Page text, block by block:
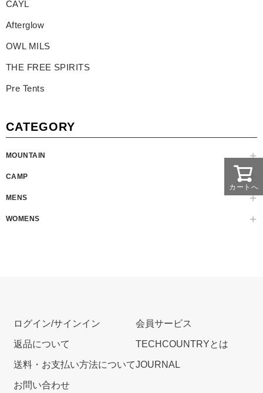
CAYL
Afterglow
OWL MILS
THE FREE SPIRITS
Pre Tents
CATEGORY
MOUNTAIN
CAMP
MENS
WOMENS
カートへ
ログイン/サインイン
返品について
送料・お支払い方法について
お問い合わせ
会員サービス
TECHCOUNTRYとは
JOURNAL